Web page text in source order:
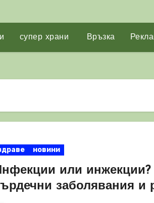
супер храни Връзка
новини
или инжекции?
заболявания и